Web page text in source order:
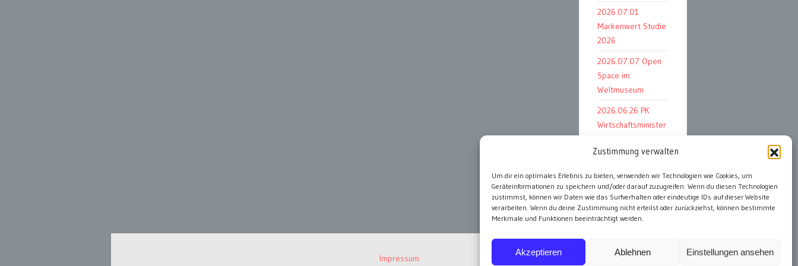
Zustimmung verwalten
Um dir ein optimales Erlebnis zu bieten, verwenden wir Technologien wie Cookies, um
Geräteinformationen zu speichern und/oder darauf zuzugreifen. Wenn du diesen Technologien
zustimmst, können wir Daten wie das Surfverhalten oder eindeutige IDs auf dieser Website
verarbeiten. Wenn du deine Zustimmung nicht erteilst oder zurückziehst, können bestimmte
Merkmale und Funktionen beeinträchtigt werden.
Akzeptieren Ablehnen Einstellungen ansehen
2026.07.01
Markenwert Studie
2026
2026.07.07 Open
Space im
Weltmuseum
2026.06.26 PK
Wirtschaftsminister
alle Events
Impressum